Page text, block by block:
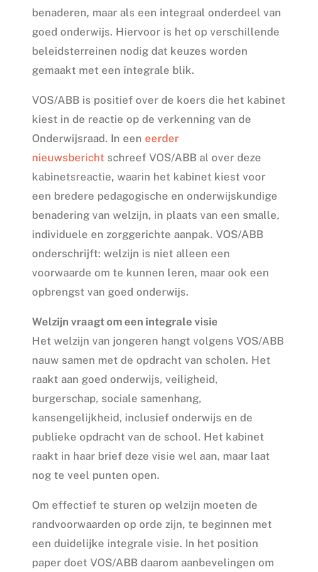
benaderen, maar als een integraal onderdeel van
goed onderwijs. Hiervoor is het op verschillende
beleidsterreinen nodig dat keuzes worden
gemaakt met een integrale blik.
VOS/ABB is positief over de koers die het kabinet
kiest in de reactie op de verkenning van de
Onderwijsraad. In een eerder
nieuwsberichtschreef VOS/ABB al over deze
kabinetsreactie, waarin het kabinet kiest voor
een bredere pedagogische en onderwijskundige
benadering van welzijn, in plaats van een smalle,
individuele en zorggerichte aanpak. VOS/ABB
onderschrijft: welzijn is niet alleen een
voorwaarde om te kunnen leren, maar ook een
opbrengst van goed onderwijs.
Welzijn vraagt om een integrale visie
Het welzijn van jongeren hangt volgens VOS/ABB
nauw samen met de opdracht van scholen. Het
raakt aan goed onderwijs, veiligheid,
burgerschap, sociale samenhang,
kansengelijkheid, inclusief onderwijs en de
publieke opdracht van de school. Het kabinet
raakt in haar brief deze visie wel aan, maar laat
nog te veel punten open.
Om effectief te sturen op welzijn moeten de
randvoorwaarden op orde zijn, te beginnen met
een duidelijke integrale visie. In het position
paper doet VOS/ABB daarom aanbevelingen om